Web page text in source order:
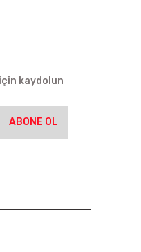
kaydolun
ABONE OL